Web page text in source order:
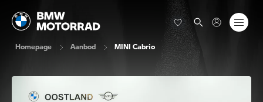
Homepage Aanbod MINI Cabrio